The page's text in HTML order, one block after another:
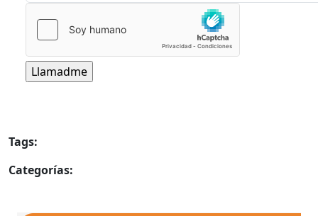
Tags:
Categorías: